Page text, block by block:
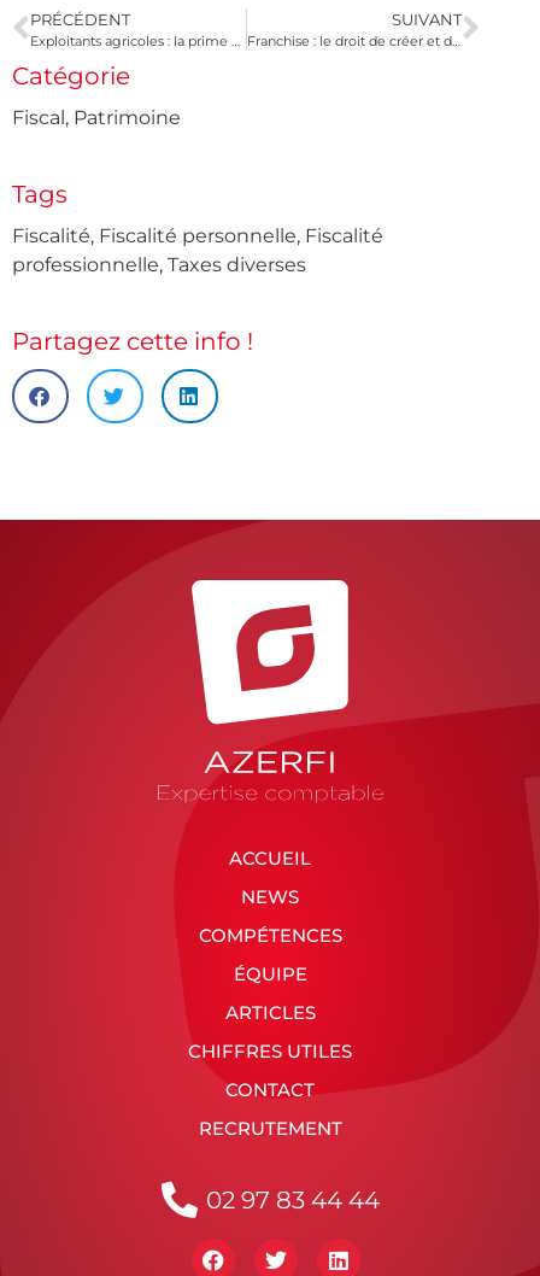
PRÉCÉDENT SUIVANT
Franchise : le droit de créer et de participer à une association de défense des membres du réseau
Catégorie
Fiscal, Patrimoine
Tags
Fiscalité, Fiscalité personnelle, Fiscalité
professionnelle, Taxes diverses
Partagez cette info !
ACCUEIL
NEWS
COMPÉTENCES
ÉQUIPE
ARTICLES
CHIFFRES UTILES
CONTACT
RECRUTEMENT
02 97 83 44 44